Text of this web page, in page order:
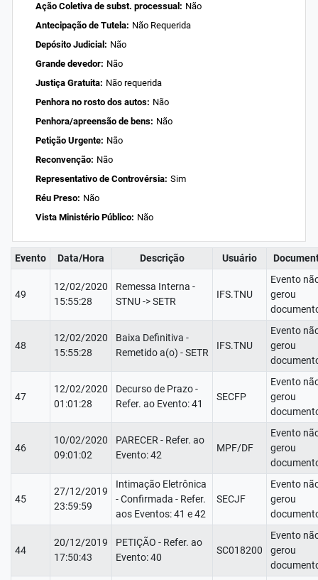
Ação Coletiva de subst. processual: Não
Antecipação de Tutela: Não Requerida
Depósito Judicial: Não
Grande devedor: Não
Justiça Gratuita: Não requerida
Penhora no rosto dos autos: Não
Penhora/apreensão de bens: Não
Petição Urgente: Não
Reconvenção: Não
Representativo de Controvérsia: Sim
Réu Preso: Não
Vista Ministério Público: Não
Evento Data/Hora Descrição Usuário
49
12/02/2020
15:55:28
Remessa Interna -
STNU -> SETR
IFS.TNU
Evento
gerou
48
12/02/2020
15:55:28
Baixa Definitiva -
Remetido a(o) - SETR
IFS.TNU
Evento
gerou
47
12/02/2020
01:01:28
Decurso de Prazo -
Refer. ao Evento: 41
SECFP
Evento
gerou
46
10/02/2020
09:01:02
PARECER - Refer. ao
Evento: 42
MPF/DF
Evento
gerou
45
27/12/2019
23:59:59
Intimação Eletrônica
- Confirmada - Refer.
aos Eventos: 41 e 42
SECJF
Evento
gerou
44
20/12/2019
17:50:43
PETIÇÃO - Refer. ao
Evento: 40
SC018200
Evento
gerou